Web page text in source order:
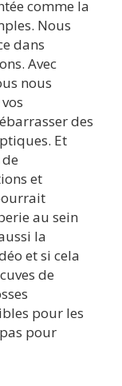
comme la
Nous
dans
Avec
nous
des
Et
et
au sein
la
et si cela
de
pour les
pour